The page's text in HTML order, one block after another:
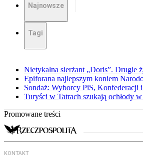
Najnowsze
Tagi
Nietykalna sierżant „Doris”. Drugie
Epiforana najlepszym koniem
Sondaż: Wyborcy PiS,
Turyści w Tatrach szukają ochłody
Promowane treści
KONTAKT